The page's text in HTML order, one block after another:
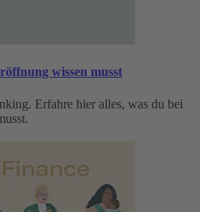
wissen musst
Erfahre hier alles, was du bei